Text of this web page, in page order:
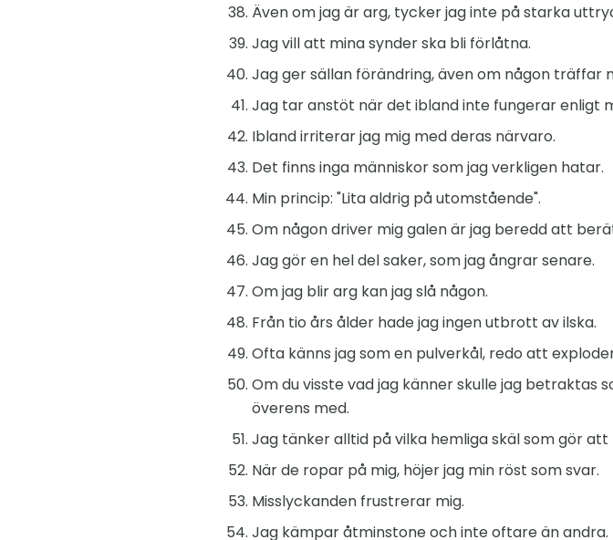
Även om jag är arg, tycker jag inte på starka
Jag vill att mina synder ska bli förlåtna.
Jag ger sällan förändring, även om någon träffar
Jag tar anstöt när det ibland inte fungerar enligt
Ibland irriterar jag mig med deras närvaro.
Det finns inga människor som jag verkligen hatar.
Min princip: "Lita aldrig på utomstående".
Om någon driver mig galen är jag beredd att
Jag gör en hel del saker, som jag ångrar senare.
Om jag blir arg kan jag slå någon.
Från tio års ålder hade jag ingen utbrott av ilska.
Ofta känns jag som en pulverkål, redo att
Om du visste vad jag känner skulle jag
överens med.
Jag tänker alltid på vilka hemliga skäl som gör
När de ropar på mig, höjer jag min röst som svar.
Misslyckanden frustrerar mig.
Jag kämpar åtminstone och inte oftare än andra.